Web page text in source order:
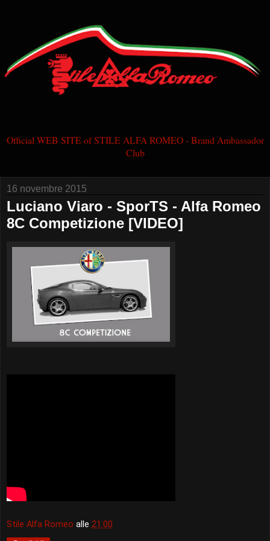
Official WEB SITE of STILE ALFA ROMEO - Brand Ambassador
Club
16 novembre 2015
Luciano Viaro - SporTS - Alfa Romeo
8C Competizione [VIDEO]
Stile Alfa Romeo alle 21:00